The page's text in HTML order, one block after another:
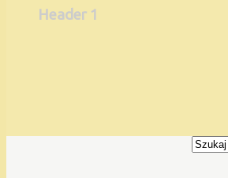
Header 1